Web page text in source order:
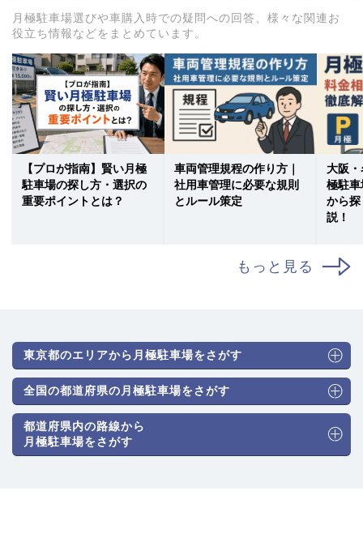
月極駐車場選びや車購入時での疑問への回答、様々な関連お
役立ち情報などをまとめています。
【プロが指南】賢い月極
駐車場の探し方・選択の
重要ポイントとは？
車両管理規程の作り方｜
社用車管理に必要な規則
とルール策定
大阪
極駐
から
説！
もっと見る
東京都のエリアから月極駐車場をさがす
全国の都道府県の月極駐車場をさがす
都道府県内の路線から
月極駐車場をさがす